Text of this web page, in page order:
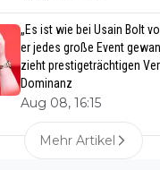
„Es ist wie bei Usain Bolt
er jedes große Event
zieht prestigeträchtigen
Dominanz
Aug 08, 16:15
Mehr Artikel